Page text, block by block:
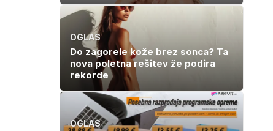
OGLAS
Do zagorele kože brez sonca? Ta
nova poletna rešitev že podira
rekorde
OGLAS